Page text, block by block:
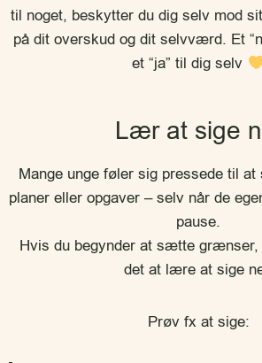
til noget, beskytter du dig selv mod
på dit overskud og dit selvværd. Et
et “ja” til dig selv
Lær at sige
Mange unge føler sig pressede til
planer eller opgaver – selv når de
pause.
Hvis du begynder at sætte grænser,
det at lære at sige
Prøv fx at sige: